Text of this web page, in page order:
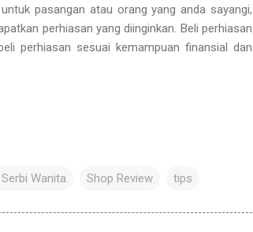
pasangan atau orang yang anda sayangi,
perhiasan yang diinginkan. Beli perhiasan
perhiasan sesuai kemampuan finansial dan
Wanita Shop Review tips